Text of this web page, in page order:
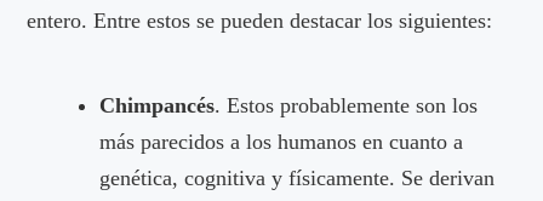
entero. Entre estos se pueden destacar los siguientes:
Chimpancés. Estos probablemente son los
más parecidos a los humanos en cuanto a
genética, cognitiva y físicamente. Se derivan